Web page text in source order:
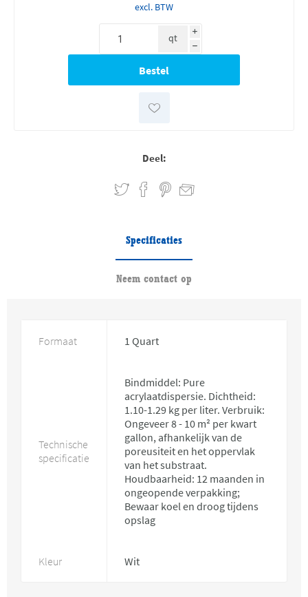
excl. BTW
i
h
qt
Deel:
Specificaties
Neem contact op
Formaat 1 Quart
Technische
specificatie
Bindmiddel: Pure
acrylaatdispersie. Dichtheid:
1.10-1.29 kg per liter. Verbruik:
Ongeveer 8 - 10 m² per kwart
gallon, afhankelijk van de
poreusiteit en het oppervlak
van het substraat.
Houdbaarheid: 12 maanden in
ongeopende verpakking;
Bewaar koel en droog tijdens
opslag
Kleur Wit